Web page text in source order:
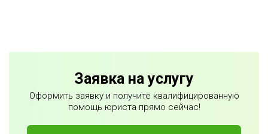
Заявка на услугу
Оформить заявку и получите квалифицированную
помощь юриста прямо сейчас!